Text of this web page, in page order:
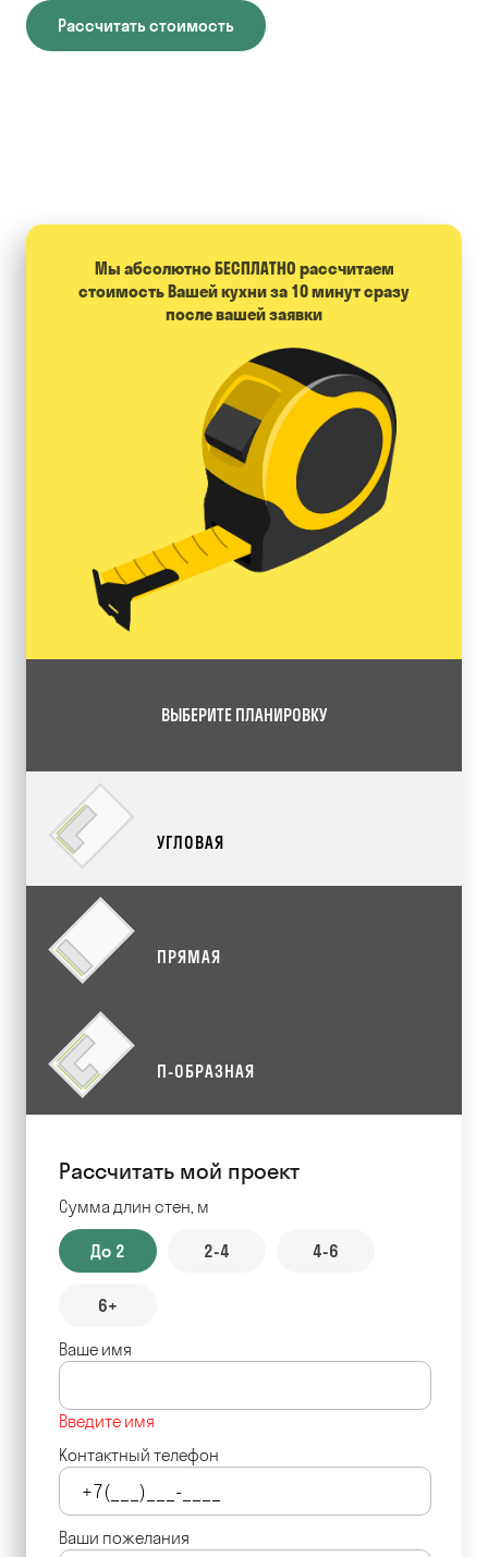
Рассчитать стоимость
Мы абсолютно БЕСПЛАТНО расcчитаем
стоимость Вашей кухни за 10 минут сразу
после вашей заявки
ВЫБЕРИТЕ ПЛАНИРОВКУ
УГЛОВАЯ
ПРЯМАЯ
П-ОБРАЗНАЯ
Рассчитать мой проект
Сумма длин стен, м
До 2 2-4 4-6
6+
Ваше имя
Введите имя
Контактный телефон
Ваши пожелания